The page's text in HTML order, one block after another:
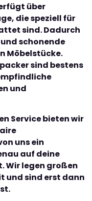
über
die speziell für
sind. Dadurch
schonende
Möbelstücke.
sind bestens
und
Service bieten wir
uns ein
auf deine
Wir legen großen
und sind erst dann